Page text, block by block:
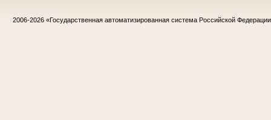
2006-2026 «Государственная автоматизированная система Российской